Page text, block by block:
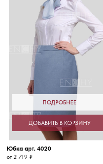
ПОДРОБНЕЕ
ДОБАВИТЬ В КОРЗИНУ
Юбка арт. 4020
от 2 719 ₽